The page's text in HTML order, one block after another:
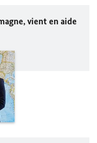
vient en aide